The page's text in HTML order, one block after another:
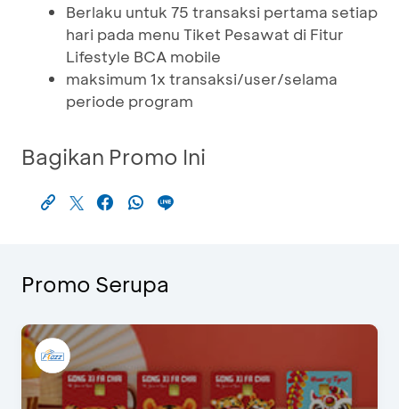
Berlaku untuk 75 transaksi pertama setiap
hari pada menu Tiket Pesawat di Fitur
Lifestyle BCA mobile
maksimum 1x transaksi/user/selama
periode program
Bagikan Promo Ini
Promo Serupa